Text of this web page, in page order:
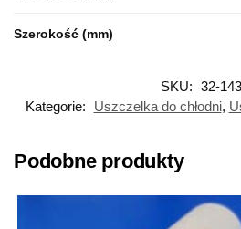
Szerokość (mm)
SKU: 32-
Kategorie:
Uszczelka do chłodni,
Podobne produkty